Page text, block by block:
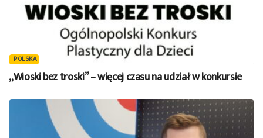
POLSKA
„Wioski bez troski” – więcej czasu na udział w konkursie